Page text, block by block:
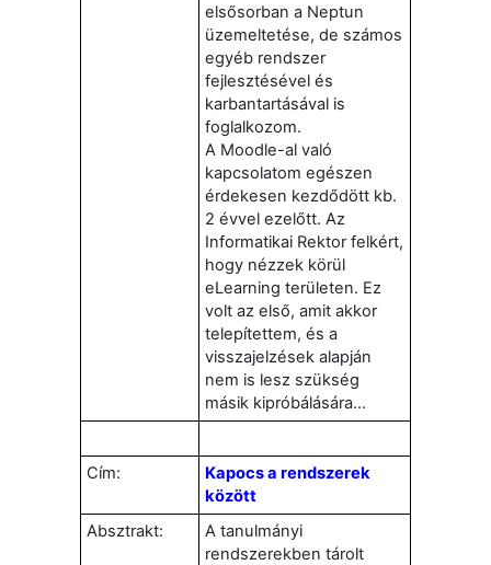
elsősorban a Neptun
üzemeltetése, de számos
egyéb rendszer
fejlesztésével és
karbantartásával is
foglalkozom.
A Moodle-al való
kapcsolatom egészen
érdekesen kezdődött kb.
2 évvel ezelőtt. Az
Informatikai Rektor felkért,
hogy nézzek körül
eLearning területen. Ez
volt az első, amit akkor
telepítettem, és a
visszajelzések alapján
nem is lesz szükség
másik kipróbálására...
Cím:
Kapocs a rendszerek
között
Absztrakt:
A tanulmányi
rendszerekben tárolt